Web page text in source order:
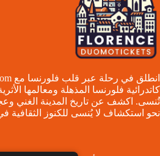
انطلق في رحلة عبر قلب فلورنسا مع
كاتدرائية فلورنسا المذهلة ومعالمها
تُنسى. اكشف عن تاريخ المدينة الغني
نحو استكشاف لا يُنسى للكنوز الثقافية